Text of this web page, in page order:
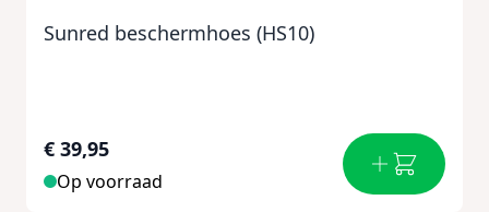
Sunred beschermhoes (HS10)
€ 39,95
Op voorraad